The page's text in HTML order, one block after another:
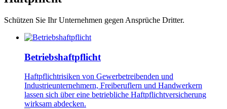
Schützen Sie Ihr Unternehmen gegen Ansprüche Dritter.
Betriebshaftpflicht
Haftpflichtrisiken von Gewerbetreibenden und
Industrieunternehmern, Freiberuflern und Handwerkern
lassen sich über eine betriebliche Haftpflichtversicherung
wirksam abdecken.